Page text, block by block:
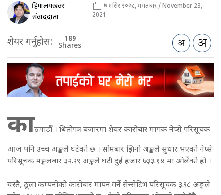
हिमालयखवर
संवाददाता
७ मंसिर २०७८, मंगलबार / November 23,
2021
शेयर गर्नुहोस: 189
Shares
काठमाडौँ । धितोपत्र बजारमा शेयर कारोबार मापक नेप्से परिसूचक
आज पनि उच्च अङ्कले घटेको छ । सोमबार झिनो अङ्कले सुधार भएको नेप्से
परिसूचक मङ्गलबार ३२.२९ अङ्कले घटी दुई हजार ७३३.१४ मा ओर्लेको हो ।
यस्तै, ठूला कम्पनीको कारोबार मापन गर्ने सेन्सेटिभ परिसूचक ३.९८ अङ्कले